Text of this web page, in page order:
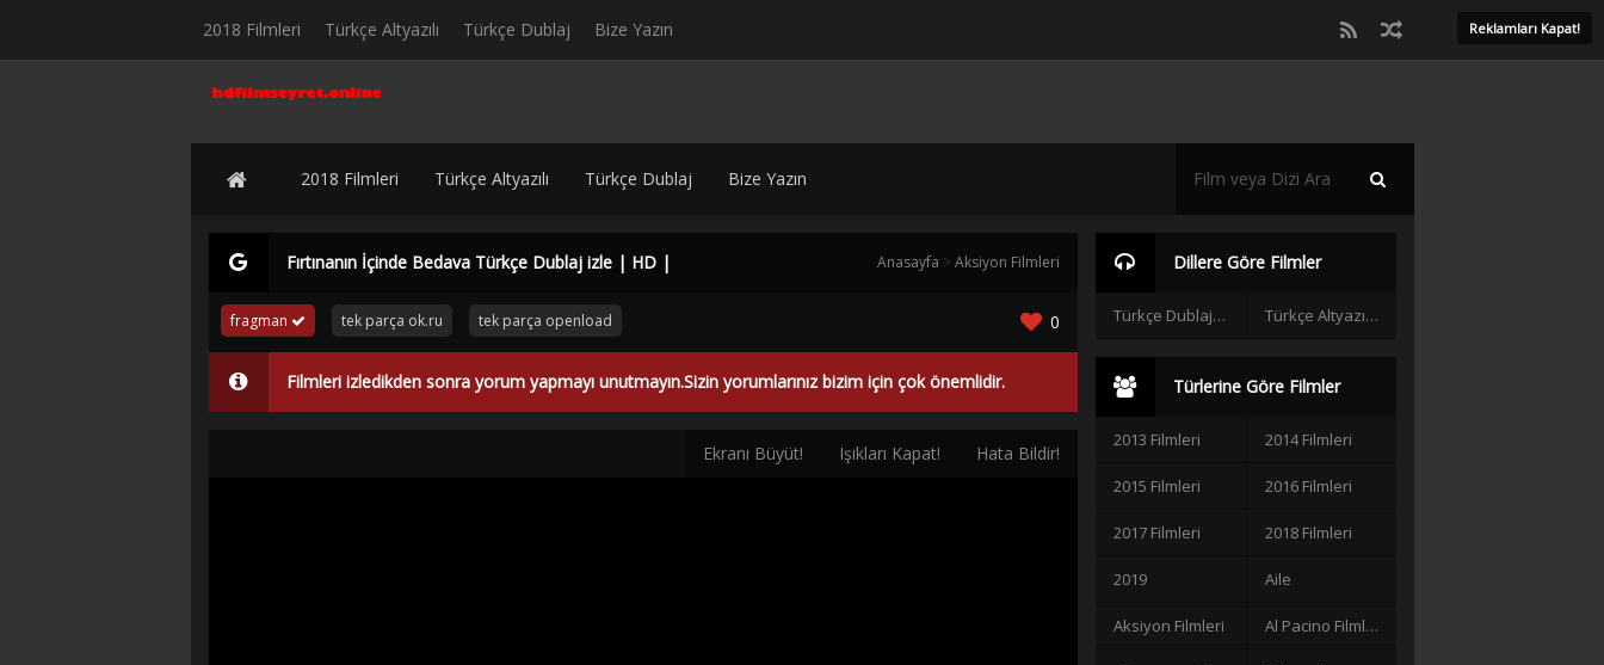
2018 Filmleri Türkçe Altyazılı Türkçe Dublaj Bize Yazın Reklamları Kapat!
2018 Filmleri Türkçe Altyazılı Türkçe Dublaj Bize Yazın
Fırtınanın İçinde Bedava Türkçe Dublaj izle | HD | Anasayfa > Aksiyon Filmleri
fragman tek parça ok.ru tek parça openload 0
Filmleri izledikden sonra yorum yapmayı unutmayın.Sizin yorumlarınız bizim için çok önemlidir.
Hata Bildir!
Işıkları Kapat!
Ekranı Büyüt!
Dillere Göre Filmler
Türkçe Dublaj Filmler Türkçe Altyazılı Filmler
Türlerine Göre Filmler
2013 Filmleri 2014 Filmleri
2015 Filmleri 2016 Filmleri
2017 Filmleri 2018 Filmleri
2019 Aile
Aksiyon Filmleri Al Pacino Filmleri